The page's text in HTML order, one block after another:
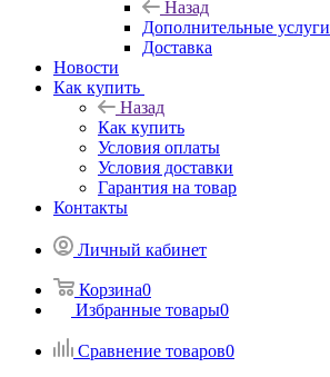
Назад
Дополнительные услуги
Доставка
Новости
Как купить
Назад
Как купить
Условия оплаты
Условия доставки
Гарантия на товар
Контакты
Личный кабинет
Корзина0
Избранные товары0
Сравнение товаров0